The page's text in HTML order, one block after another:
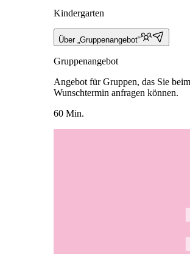
Kindergarten
Über „Gruppenangebot“
Gruppenangebot
Angebot für Gruppen, das Sie
Wunschtermin anfragen können.
60 Min.